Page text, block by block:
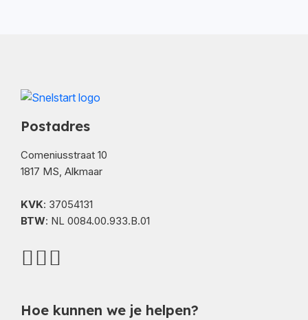
Postadres
Comeniusstraat 10
1817 MS, Alkmaar
KVK: 37054131
BTW: NL 0084.00.933.B.01
Hoe kunnen we je helpen?